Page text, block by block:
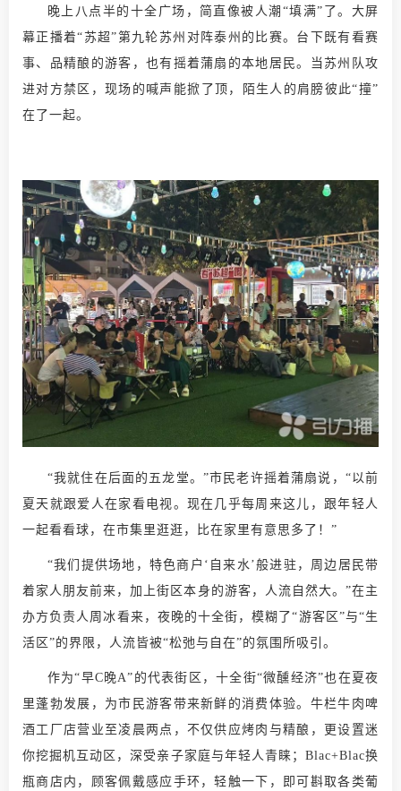
晚上八点半的十全广场，简直像被人潮“填满”了。大屏
幕正播着“苏超”第九轮苏州对阵泰州的比赛。台下既有看赛
事、品精酿的游客，也有摇着蒲扇的本地居民。当苏州队攻
进对方禁区，现场的喊声能掀了顶，陌生人的肩膀彼此“撞”
在了一起。
“我就住在后面的五龙堂。”市民老许摇着蒲扇说，“以前
夏天就跟爱人在家看电视。现在几乎每周来这儿，跟年轻人
一起看看球，在市集里逛逛，比在家里有意思多了！”
“我们提供场地，特色商户‘自来水’般进驻，周边居民带
着家人朋友前来，加上街区本身的游客，人流自然大。”在主
办方负责人周冰看来，夜晚的十全街，模糊了“游客区”与“生
活区”的界限，人流皆被“松弛与自在”的氛围所吸引。
作为“早C晚A”的代表街区，十全街“微醺经济”也在夏夜
里蓬勃发展，为市民游客带来新鲜的消费体验。牛栏牛肉啤
酒工厂店营业至凌晨两点，不仅供应烤肉与精酿，更设置迷
你挖掘机互动区，深受亲子家庭与年轻人青睐；Blac+Blac换
瓶商店内，顾客佩戴感应手环，轻触一下，即可斟取各类葡